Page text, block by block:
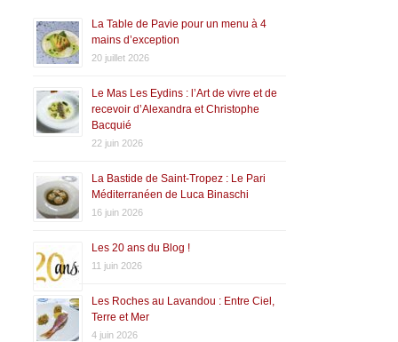
La Table de Pavie pour un menu à 4
mains d’exception
20 juillet 2026
Le Mas Les Eydins : l’Art de vivre et de
recevoir d’Alexandra et Christophe
Bacquié
22 juin 2026
La Bastide de Saint-Tropez : Le Pari
Méditerranéen de Luca Binaschi
16 juin 2026
Les 20 ans du Blog !
11 juin 2026
Les Roches au Lavandou : Entre Ciel,
Terre et Mer
4 juin 2026